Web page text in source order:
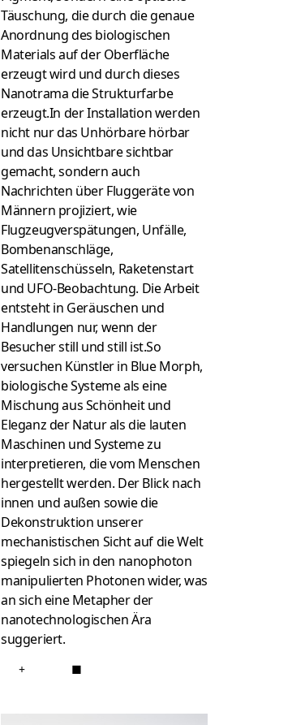
Täuschung, die durch die genaue
Anordnung des biologischen
Materials auf der Oberfläche
erzeugt wird und durch dieses
Nanotrama die Strukturfarbe
erzeugt.In der Installation werden
nicht nur das Unhörbare hörbar
und das Unsichtbare sichtbar
gemacht, sondern auch
Nachrichten über Fluggeräte von
Männern projiziert, wie
Flugzeugverspätungen, Unfälle,
Bombenanschläge,
Satellitenschüsseln, Raketenstart
und UFO-Beobachtung. Die Arbeit
entsteht in Geräuschen und
Handlungen nur, wenn der
Besucher still und still ist.So
versuchen Künstler in Blue Morph,
biologische Systeme als eine
Mischung aus Schönheit und
Eleganz der Natur als die lauten
Maschinen und Systeme zu
interpretieren, die vom Menschen
hergestellt werden. Der Blick nach
innen und außen sowie die
Dekonstruktion unserer
mechanistischen Sicht auf die Welt
spiegeln sich in den nanophoton
manipulierten Photonen wider, was
an sich eine Metapher der
nanotechnologischen Ära
suggeriert.
+ ■